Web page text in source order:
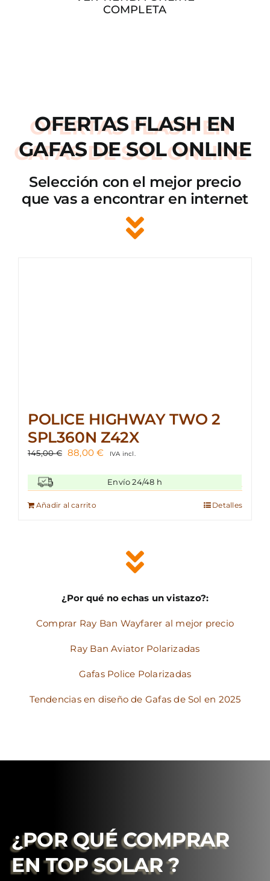
COMPLETA
OFERTAS FLASH EN
GAFAS DE SOL ONLINE
Selección con el mejor precio
que vas a encontrar en internet
POLICE HIGHWAY TWO 2
SPL360N Z42X
145,00€ El
original
era:
145,00 €.
88,00€ El
actual
es:
IVA incl.
Envío 24/48 h
Añadir al carrito Detalles
¿Por qué no echas un vistazo?:
Comprar Ray Ban Wayfarer al mejor precio
Ray Ban Aviator Polarizadas
Gafas Police Polarizadas
Tendencias en diseño de Gafas de Sol en 2025
¿POR QUÉ COMPRAR
EN TOP SOLAR ?